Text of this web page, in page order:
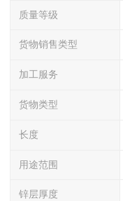
质量等级
货物销售类型
加工服务
货物类型
长度
用途范围
锌层厚度